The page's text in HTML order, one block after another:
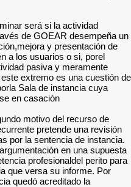
Por ello, la
realizadapor PC
papel activo en la
los contenidos que
contrario, se trata
técnica.
hecho que ha sido
valoración no
2º Por lo que
de cuestiones de
La recurrente
e injustificada falta
pronunciarse
elcontrario,